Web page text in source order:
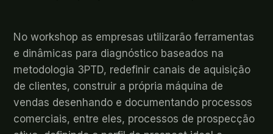
No workshop as empresas utilizarão ferramentas
e dinâmicas para diagnóstico baseados na
metodologia 3PTD, redefinir canais de aquisição
de clientes, construir a própria máquina de
vendas desenhando e documentando processos
comerciais, entre eles, processos de prospecção